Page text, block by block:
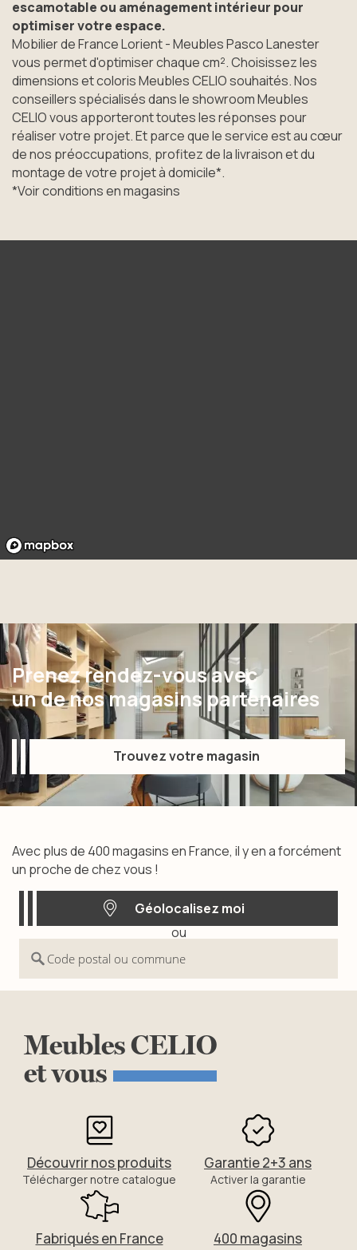
escamotable ou aménagement intérieur pour
optimiser votre espace.
Mobilier de France Lorient - Meubles Pasco Lanester
vous permet d'optimiser chaque cm². Choisissez les
dimensions et coloris Meubles CELIO souhaités. Nos
conseillers spécialisés dans le showroom Meubles
CELIO vous apporteront toutes les réponses pour
réaliser votre projet. Et parce que le service est au cœur
de nos préoccupations, profitez de la livraison et du
montage de votre projet à domicile*.
*Voir conditions en magasins
Prenez rendez-vous avec
un de nos magasins partenaires
Trouvez votre magasin
Trouvez votre magasin
Avec plus de 400 magasins en France, il y en a forcément
un proche de chez vous !
Géolocalisez moi
Géolocalisez moi
ou
Code postal ou commune
MeublesCELIO
etvous
Découvrir nos produits
Télécharger notre catalogue
Garantie 2+3 ans
Activer la garantie
Fabriqués en France 400 magasins